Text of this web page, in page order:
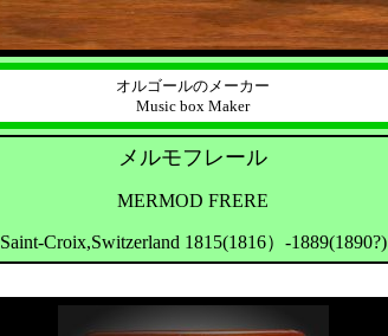
オルゴールのメーカー
Music box Maker
メルモフレール
MERMOD FRERE
Saint-Croix,Switzerland 1815(1816）-1889(1890?)